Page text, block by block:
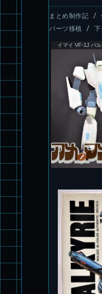
まとめ制作記 /
パーツ移植 / 下
イマイ VF-1J バ